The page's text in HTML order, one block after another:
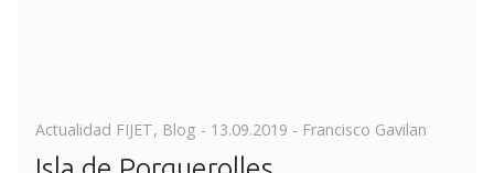
Actualidad FIJET, Blog - Posted
13.09.2019 - Francisco Gavilan